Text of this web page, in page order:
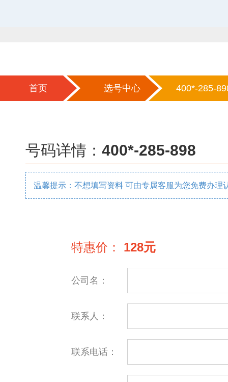
首页 选号中心 400*-285-
号码详情： 400*-285-898
温馨提示：不想填写资料 可由专属客服为您免费办理
特惠价： 128元
公司名：
联系人：
联系电话：